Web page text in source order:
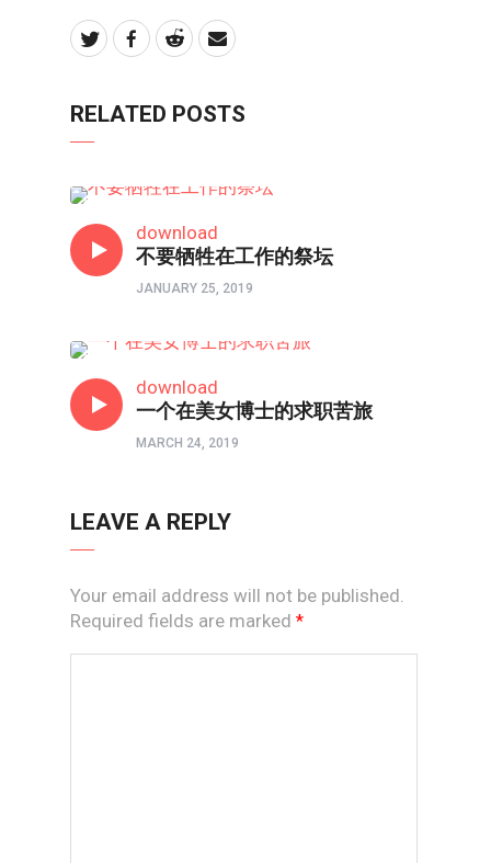
RELATED POSTS
download
不要牺牲在工作的祭坛
JANUARY 25, 2019
download
一个在美女博士的求职苦旅
MARCH 24, 2019
LEAVE A REPLY
Your email address will not be published.
Required fields are marked *